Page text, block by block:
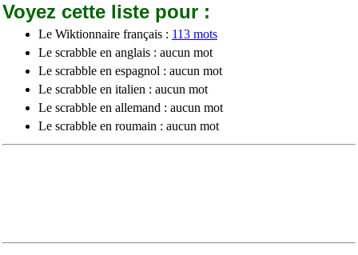
Voyez cette liste pour :
Le Wiktionnaire français : 113 mots
Le scrabble en anglais : aucun mot
Le scrabble en espagnol : aucun mot
Le scrabble en italien : aucun mot
Le scrabble en allemand : aucun mot
Le scrabble en roumain : aucun mot